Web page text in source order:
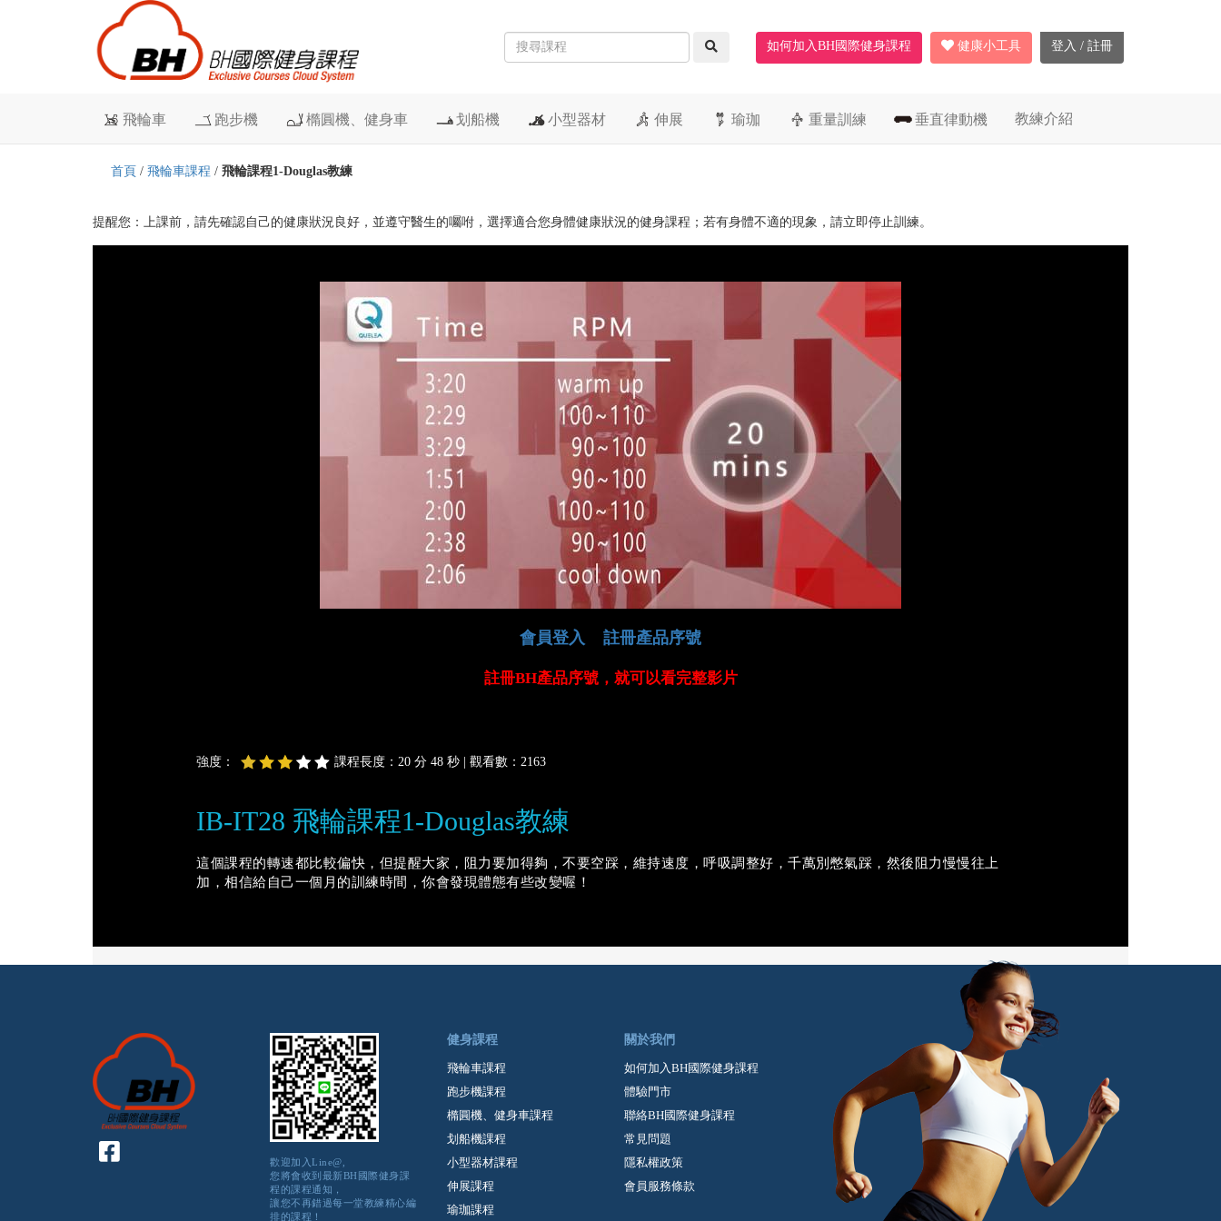
如何加入BH國際健身課程 健康小工具 登入 / 註冊
飛輪車 跑步機 橢圓機、健身車 划船機 小型器材 伸展 瑜珈 重量訓練 垂直律動機 教練介紹
首頁 / 飛輪車課程 / 飛輪課程1-Douglas教練
提醒您：上課前，請先確認自己的健康狀況良好，並遵守醫生的囑咐，選擇適合您身體健康狀況的健身課程；若有身體不適的現象，請立即停止訓練。
會員登入 註冊產品序號
註冊BH產品序號，就可以看完整影片
強度： 課程長度：20 分 48 秒 | 觀看數：2163
IB-IT28 飛輪課程1-Douglas教練
這個課程的轉速都比較偏快，但提醒大家，阻力要加得夠，不要空踩，維持速度，呼吸調整好，千萬別憋氣踩，然後阻力慢慢往上
加，相信給自己一個月的訓練時間，你會發現體態有些改變喔！
歡迎加入Line@,
您將會收到最新BH國際健身課
程的課程通知，
讓您不再錯過每一堂教練精心編
排的課程！
健身課程
飛輪車課程
跑步機課程
橢圓機、健身車課程
划船機課程
小型器材課程
伸展課程
瑜珈課程
關於我們
如何加入BH國際健身課程
體驗門市
聯絡BH國際健身課程
常見問題
隱私權政策
會員服務條款